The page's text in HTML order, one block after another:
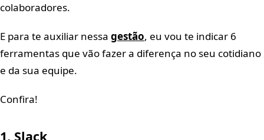
colaboradores.
E para te auxiliar nessa gestão, eu vou te indicar 6
ferramentas que vão fazer a diferença no seu cotidiano
e da sua equipe.
Confira!
1. Slack